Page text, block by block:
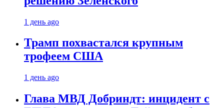
1 день ago
Трамп похвастался крупным
трофеем США
1 день ago
Глава МВД Добриндт: инцидент с